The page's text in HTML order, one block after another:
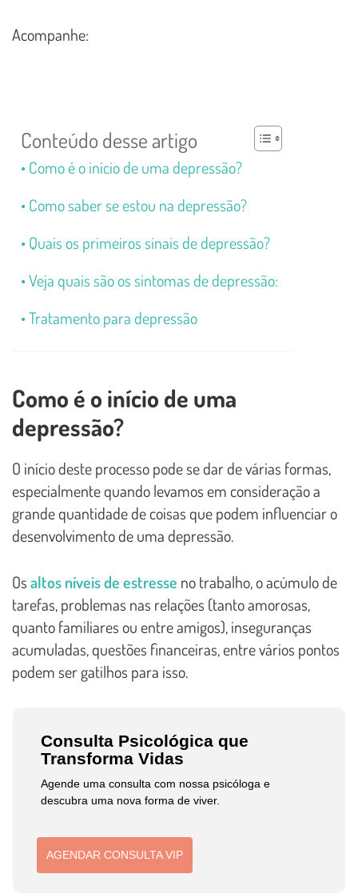
Acompanhe:
Conteúdo desse artigo
Como é o início de uma depressão?
Como saber se estou na depressão?
Quais os primeiros sinais de depressão?
Veja quais são os sintomas de depressão:
Tratamento para depressão
Como é o início de uma
depressão?
O início deste processo pode se dar de várias formas,
especialmente quando levamos em consideração a
grande quantidade de coisas que podem influenciar o
desenvolvimento de uma depressão.
Osaltos níveis de estresse no trabalho, o acúmulo de
tarefas, problemas nas relações (tanto amorosas,
quanto familiares ou entre amigos), inseguranças
acumuladas, questões financeiras, entre vários pontos
podem ser gatilhos para isso.
Consulta Psicológica que
Transforma Vidas
Agende uma consulta com nossa psicóloga e
descubra uma nova forma de viver.
AGENDAR CONSULTA VIP